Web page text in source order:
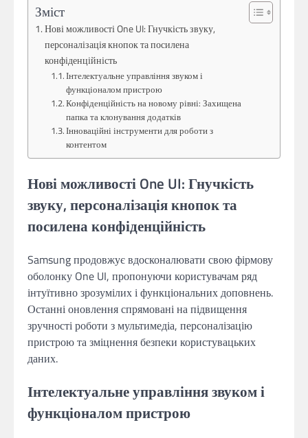
Зміст
Нові можливості One UI: Гнучкість звуку,
персоналізація кнопок та посилена
конфіденційність
Інтелектуальне управління звуком і
функціоналом пристрою
Конфіденційність на новому рівні: Захищена
папка та клонування додатків
Інноваційні інструменти для роботи з
контентом
Нові можливості One UI: Гнучкість
звуку, персоналізація кнопок та
посилена конфіденційність
Samsung продовжує вдосконалювати свою фірмову
оболонку One UI, пропонуючи користувачам ряд
інтуїтивно зрозумілих і функціональних доповнень.
Останні оновлення спрямовані на підвищення
зручності роботи з мультимедіа, персоналізацію
пристрою та зміцнення безпеки користувацьких
даних.
Інтелектуальне управління звуком і
функціоналом пристрою